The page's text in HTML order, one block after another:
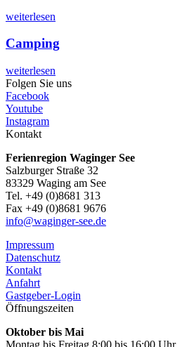
weiterlesen
Camping
weiterlesen
Folgen Sie uns
Facebook
Youtube
Instagram
Kontakt
Ferienregion Waginger See
Salzburger Straße 32
83329 Waging am See
Tel. +49 (0)8681 313
Fax +49 (0)8681 9676
info@waginger-see.de
Impressum
Datenschutz
Kontakt
Anfahrt
Gastgeber-Login
Öffnungszeiten
Oktober bis Mai
Montag bis Freitag 8:00 bis 16:00 Uhr